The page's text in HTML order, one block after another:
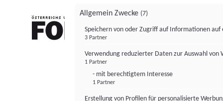
Allgemein Zwecke (7)
Speichern von oder Zugriff auf Informationen auf
3 Partner
Verwendung reduzierter Daten zur Auswahl von
1 Partner
- mit berechtigtem Interesse
1 Partner
Erstellung von Profilen für personalisierte
FONDS professionell